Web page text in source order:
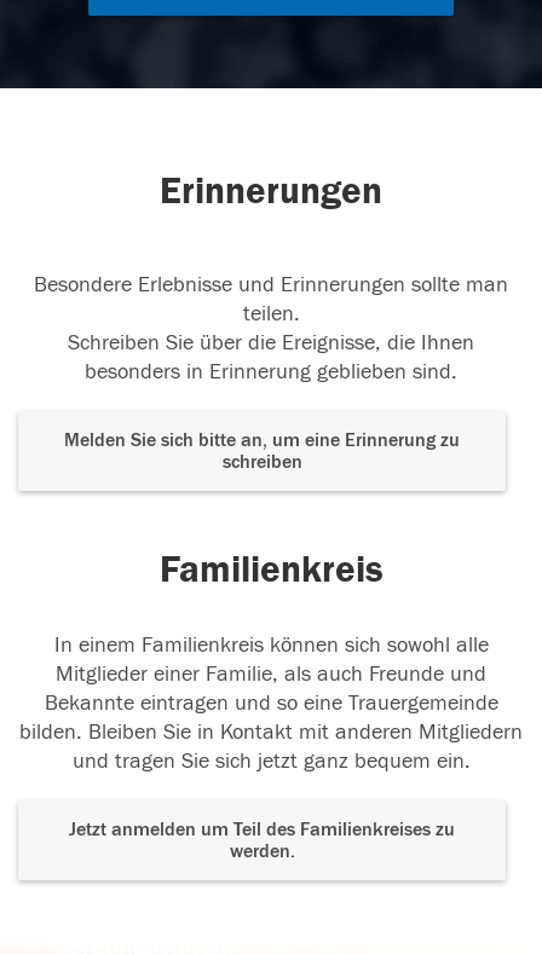
Erinnerungen
Besondere Erlebnisse und Erinnerungen sollte man
teilen.
Schreiben Sie über die Ereignisse, die Ihnen
besonders in Erinnerung geblieben sind.
Melden Sie sich bitte an, um eine Erinnerung zu
schreiben
Familienkreis
In einem Familienkreis können sich sowohl alle
Mitglieder einer Familie, als auch Freunde und
Bekannte eintragen und so eine Trauergemeinde
bilden. Bleiben Sie in Kontakt mit anderen Mitgliedern
und tragen Sie sich jetzt ganz bequem ein.
Jetzt anmelden um Teil des Familienkreises zu
werden.